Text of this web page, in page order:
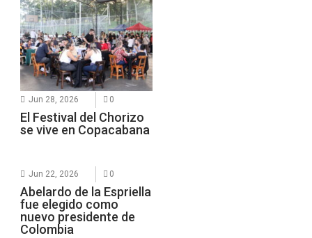
Jun 28, 2026 0
El Festival del Chorizo
se vive en Copacabana
Jun 22, 2026 0
Abelardo de la Espriella
fue elegido como
nuevo presidente de
Colombia